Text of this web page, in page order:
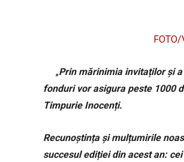
„Prin mărinimia invitaților și
fonduri vor asigura peste 1000
Timpurie Inocenți.
Recunoștința și mulțumirile
succesul ediției din acest an: